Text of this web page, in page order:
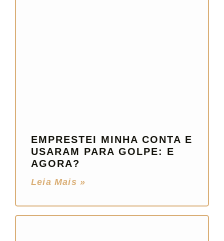
EMPRESTEI MINHA CONTA E
USARAM PARA GOLPE: E
AGORA?
Leia Mais »